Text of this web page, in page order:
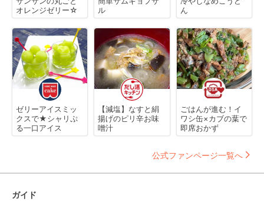
オレンジゼリー☆
ル
ん
ゼリーアイスミッ
クスで★シャリぷ
る一口アイス
【減塩】なすと絹
揚げのピリ辛お味
噌汁
ごはんが進む！イ
ワシ缶×カブの葉で
即席おかず
公式ファンページ一覧へ
ガイド